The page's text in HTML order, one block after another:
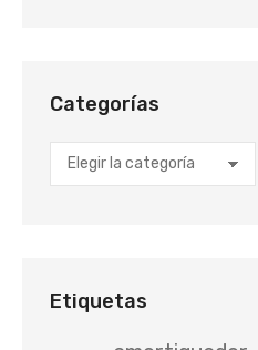
Categorías
Categorías
Etiquetas